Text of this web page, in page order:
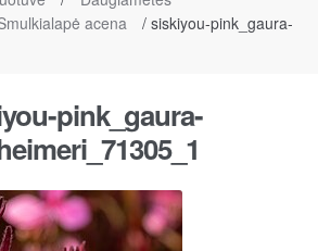
acena
/ siskiyou-pink_gaura-
pink_gaura-